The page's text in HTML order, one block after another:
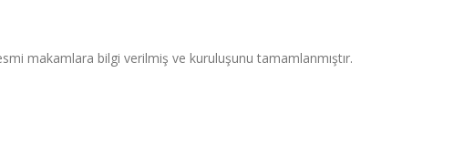
makamlara bilgi verilmiş ve kuruluşunu tamamlanmıştır.